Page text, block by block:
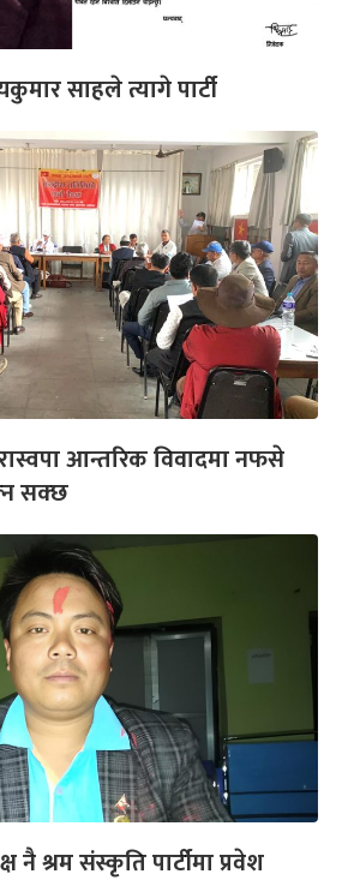
साहले त्यागे पार्टी
आन्तरिक विवादमा नफसे
सक्छ
श्रम संस्कृति पार्टीमा प्रवेश